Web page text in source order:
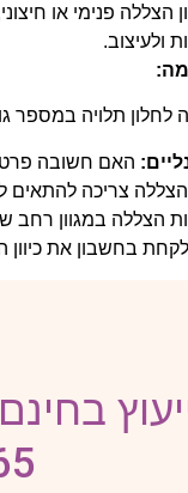
הצללה פנימי או
תלויה במספר
האם חשובה
צריכה להתאים
הצללה במגוון רחב
בחשבון את כיוון